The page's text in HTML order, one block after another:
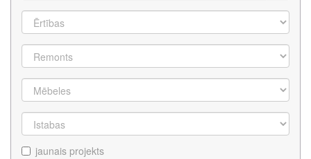
jaunais projekts